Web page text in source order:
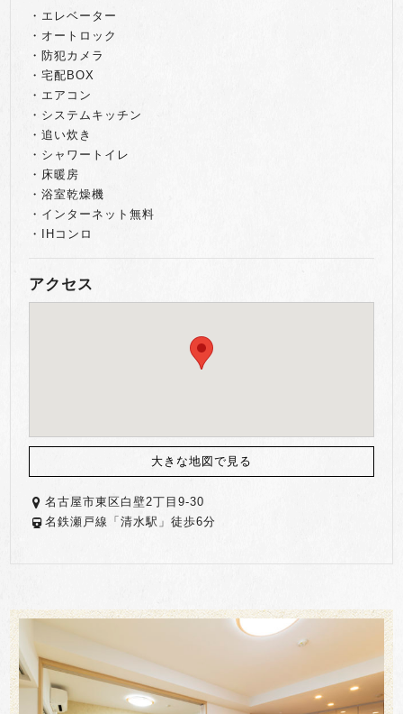
・エレベーター
・オートロック
・防犯カメラ
・宅配BOX
・エアコン
・システムキッチン
・追い炊き
・シャワートイレ
・床暖房
・浴室乾燥機
・インターネット無料
・IHコンロ
アクセス
大きな地図で見る
名古屋市東区白壁2丁目9-30
名鉄瀬戸線「清水駅」徒歩6分